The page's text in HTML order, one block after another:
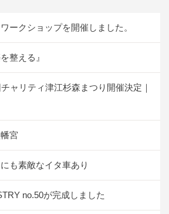
ークショップを開催しました。
整える』
ャリティ津江杉森まつり開催決定｜
宮
も素敵なイタ車あり
no.50が完成しました